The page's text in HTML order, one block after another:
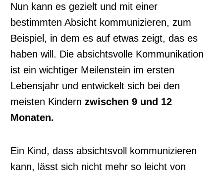
Nun kann es gezielt und mit einer
bestimmten Absicht kommunizieren, zum
Beispiel, in dem es auf etwas zeigt, das es
haben will. Die absichtsvolle Kommunikation
ist ein wichtiger Meilenstein im ersten
Lebensjahr und entwickelt sich bei den
meisten Kindern zwischen 9 und 12
Monaten.
Ein Kind, dass absichtsvoll kommunizieren
kann, lässt sich nicht mehr so leicht von